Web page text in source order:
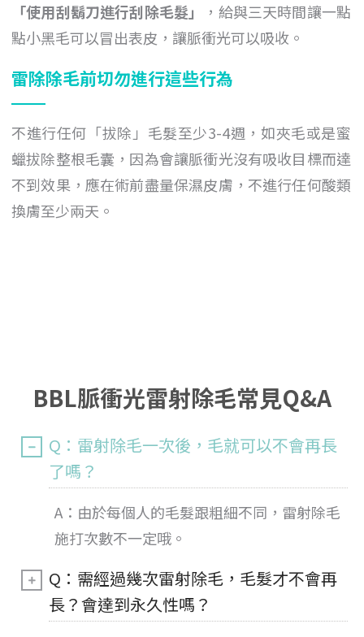
「使用刮鬍刀進行刮除毛髮」
，給與三天時間讓一點
點小黑毛可以冒出表皮，讓脈衝光可以吸收。
雷除除毛前切勿進行這些行為
不進行任何「拔除」毛髮至少3-4週，如夾毛或是蜜
蠟拔除整根毛囊，因為會讓脈衝光沒有吸收目標而達
不到效果，應在術前盡量保濕皮膚，不進行任何酸類
換膚至少兩天。
BBL脈衝光雷射除毛常見Q&A
Q：雷射除毛一次後，毛就可以不會再長
了嗎？
A：由於每個人的毛髮跟粗細不同，雷射除毛
施打次數不一定哦。
Q：需經過幾次雷射除毛，毛髮才不會再
長？會達到永久性嗎？